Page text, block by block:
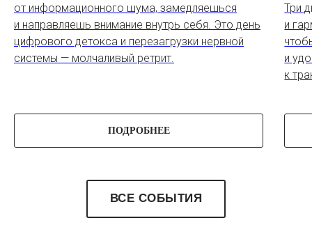
от информационного шума, замедляешься
и направляешь внимание внутрь себя. Это день
цифрового детокса и перезагрузки нервной
системы — молчаливый ретрит.
ПОДРОБНЕЕ
Три
и
и
к
ВСЕ СОБЫТИЯ